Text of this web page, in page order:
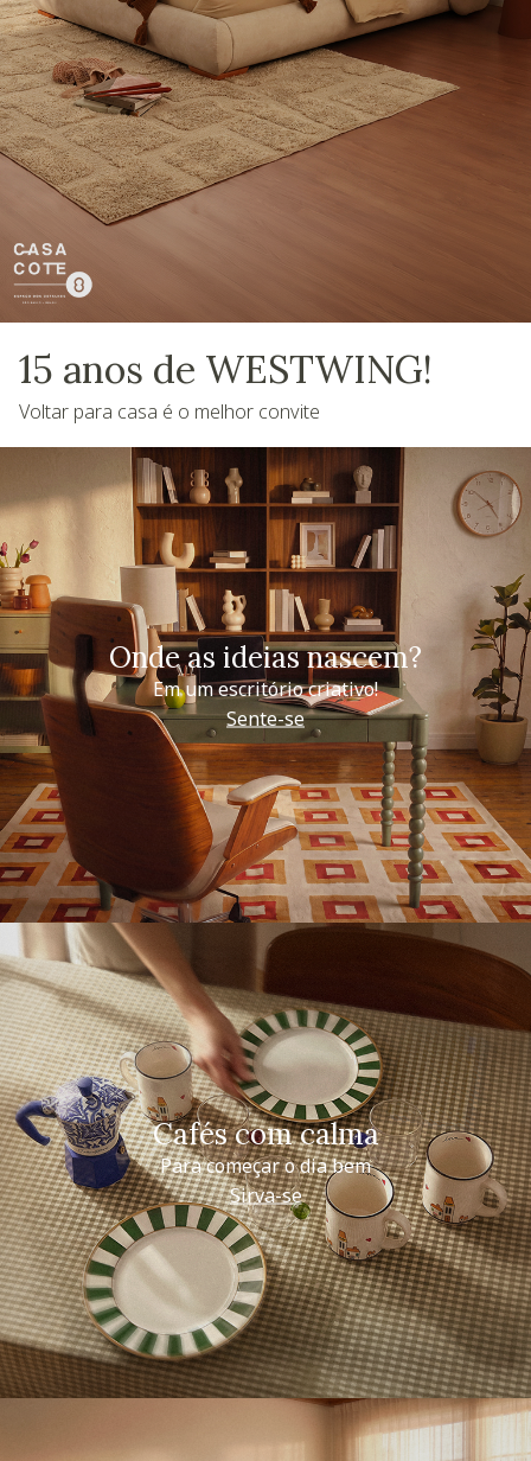
15 anos de WESTWING!
Voltar para casa é o melhor convite
Onde as ideias nascem?
Em um escritório criativo!
Sente-se
Cafés com calma
Para começar o dia bem
Sirva-se